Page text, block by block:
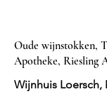
Oude wijnstokken,
Apotheke, Riesling
Wijnhuis Loersch,